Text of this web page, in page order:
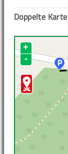
Doppelte
+
-